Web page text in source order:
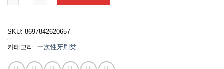
SKU: 8697842620657
카테고리: 一次性牙刷类